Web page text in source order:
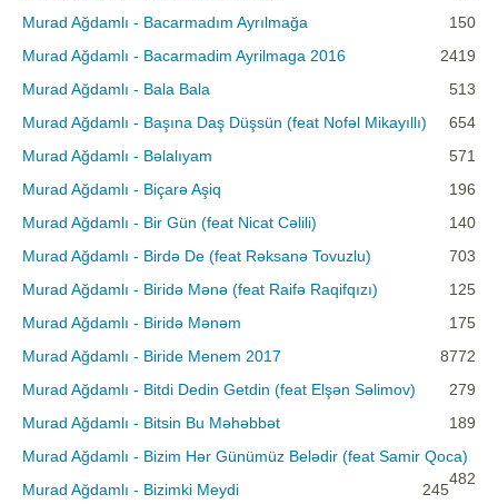
Murad Ağdamlı - Bacarmadım Ayrılmağa
150
Murad Ağdamlı - Bacarmadim Ayrilmaga 2016
2419
Murad Ağdamlı - Bala Bala
513
Murad Ağdamlı - Başına Daş Düşsün (feat Nofəl Mikayıllı)
654
Murad Ağdamlı - Bəlalıyam
571
Murad Ağdamlı - Biçarə Aşiq
196
Murad Ağdamlı - Bir Gün (feat Nicat Cəlili)
140
Murad Ağdamlı - Birdə De (feat Rəksanə Tovuzlu)
703
Murad Ağdamlı - Biridə Mənə (feat Raifə Raqifqızı)
125
Murad Ağdamlı - Biridə Mənəm
175
Murad Ağdamlı - Biride Menem 2017
8772
Murad Ağdamlı - Bitdi Dedin Getdin (feat Elşən Səlimov)
279
Murad Ağdamlı - Bitsin Bu Məhəbbət
189
Murad Ağdamlı - Bizim Hər Günümüz Belədir (feat Samir Qoca)
482
Murad Ağdamlı - Bizimki Meydi
245